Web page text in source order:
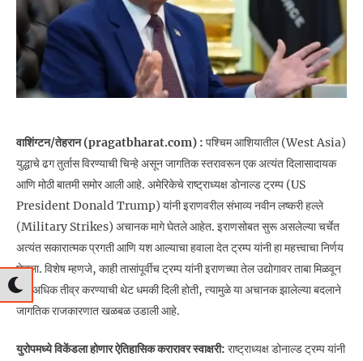
वाशिंग्टन/तेहरान (pragatbharat.com) : पश्चिम आशियातील (West Asia)
युद्धाचे ढग तुर्तास विरण्याची चिन्हे असून जागतिक स्तरावरून एक अत्यंत दिलासादायक
आणि मोठी बातमी समोर आली आहे. अमेरिकेचे राष्ट्राध्यक्ष डोनाल्ड ट्रम्प (US
President Donald Trump) यांनी इराणवरील संभाव्य नवीन लष्करी हल्ले
(Military Strikes) अचानक मागे घेतले आहेत. इराणसोबत सुरू असलेल्या चर्चेत
अत्यंत सकारात्मक प्रगती आणि यश आल्याचा हवाला देत ट्रम्प यांनी हा महत्त्वाचा निर्णय
घेतला. विशेष म्हणजे, काही तासांपूर्वीच ट्रम्प यांनी इराणच्या तेल उद्योगावर ताबा मिळवून
युद्ध अधिक तीव्र करण्याची थेट धमकी दिली होती, त्यामुळे या अचानक झालेल्या बदलाने
जागतिक राजकारणात खळबळ उडाली आहे.
युरोपमध्ये विकेंडला होणार ऐतिहासिक करारावर स्वाक्षरी: राष्ट्राध्यक्ष डोनाल्ड ट्रम्प यांनी